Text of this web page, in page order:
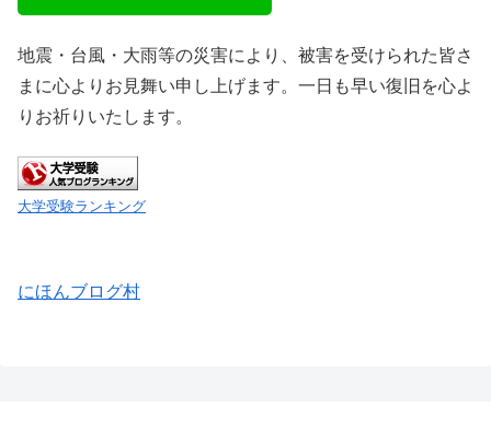
地震・台風・大雨等の災害により、被害を受けられた皆さ
まに心よりお見舞い申し上げます。一日も早い復旧を心よ
りお祈りいたします。
大学受験ランキング
にほんブログ村